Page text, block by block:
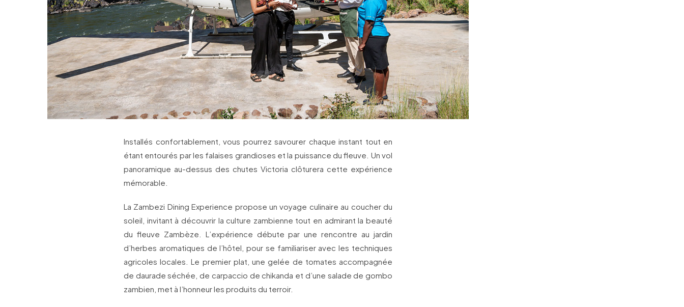
Installés confortablement, vous pourrez savourer chaque instant tout en
étant entourés par les falaises grandioses et la puissance du fleuve. Un vol
panoramique au-dessus des chutes Victoria clôturera cette expérience
mémorable.
La Zambezi Dining Experience propose un voyage culinaire au coucher du
soleil, invitant à découvrir la culture zambienne tout en admirant la beauté
du fleuve Zambèze. L’expérience débute par une rencontre au jardin
d’herbes aromatiques de l’hôtel, pour se familiariser avec les techniques
agricoles locales. Le premier plat, une gelée de tomates accompagnée
de daurade séchée, de carpaccio de chikanda et d’une salade de gombo
zambien, met à l’honneur les produits du terroir.